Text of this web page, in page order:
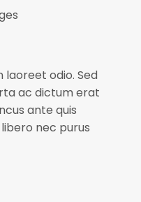
laoreet odio. Sed
ac dictum erat
ante quis
nec purus